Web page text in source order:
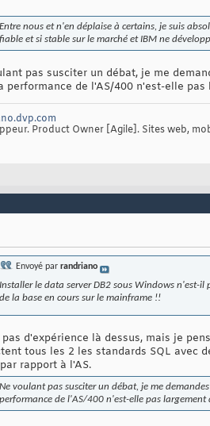
Entre nous et n'en déplaise à certains, je suis
fiable et si stable sur le marché et IBM ne
pas susciter un débat, je me
performance de l'AS/400 n'est-elle
Product Owner [Agile]. Sites web,
Envoyé par randriano
Installer le data server DB2 sous Windows n'est-
de la base en cours sur le mainframe !!
d'expérience là dessus, mais je
tous les 2 les standards SQL avec
rapport à l'AS.
Ne voulant pas susciter un débat, je me
performance de l'AS/400 n'est-elle pas